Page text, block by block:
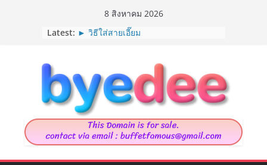
8 สิงหาคม 2026
Latest: ► วิธีใส่สายเอี๊ยม
► 9 ต้นไม้ที่แมวกินได้
► House in Chau Doc
► รวมท่ายืด “ออฟฟิศซินโดม”